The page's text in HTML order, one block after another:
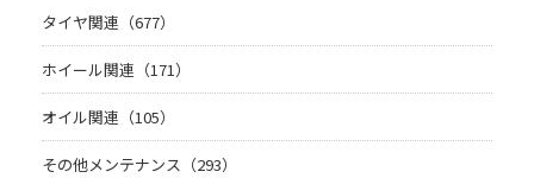
タイヤ関連（677）
ホイール関連（171）
オイル関連（105）
その他メンテナンス（293）